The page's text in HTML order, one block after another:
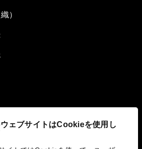
ェブサイトはCookieを使用し
）
取り組み